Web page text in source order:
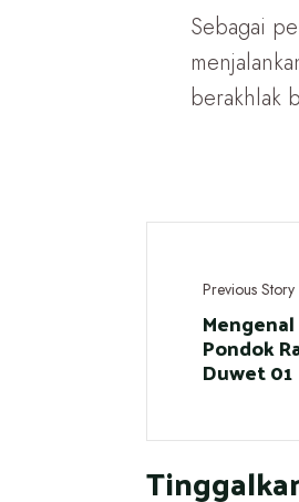
Sebagai
berakhlak
Previous Story
Pondok
Duwet 01